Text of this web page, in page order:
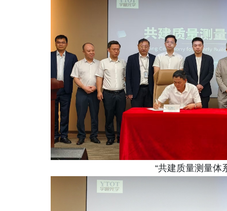
“共建质量测量体